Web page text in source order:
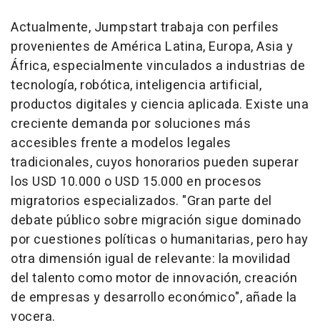
Actualmente, Jumpstart trabaja con perfiles
provenientes de América Latina, Europa, Asia y
África, especialmente vinculados a industrias de
tecnología, robótica, inteligencia artificial,
productos digitales y ciencia aplicada. Existe una
creciente demanda por soluciones más
accesibles frente a modelos legales
tradicionales, cuyos honorarios pueden superar
los USD 10.000 o USD 15.000 en procesos
migratorios especializados. "Gran parte del
debate público sobre migración sigue dominado
por cuestiones políticas o humanitarias, pero hay
otra dimensión igual de relevante: la movilidad
del talento como motor de innovación, creación
de empresas y desarrollo económico", añade la
vocera.